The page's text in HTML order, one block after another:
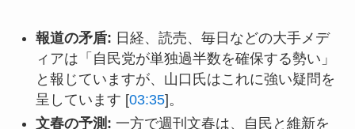
報道の矛盾: 日経、読売、毎日などの大手メデ
ィアは「自民党が単独過半数を確保する勢い」
と報じていますが、山口氏はこれに強い疑問を
呈しています [03:35]。
文春の予測: 一方で週刊文春は、自民と維新を